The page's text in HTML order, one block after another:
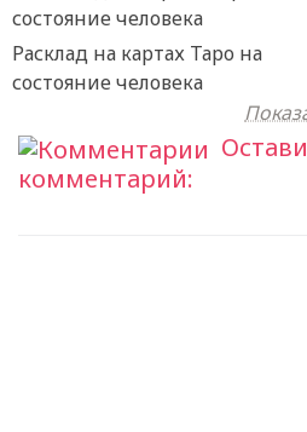
Расклад на картах Таро на
состояние человека
комментарий: